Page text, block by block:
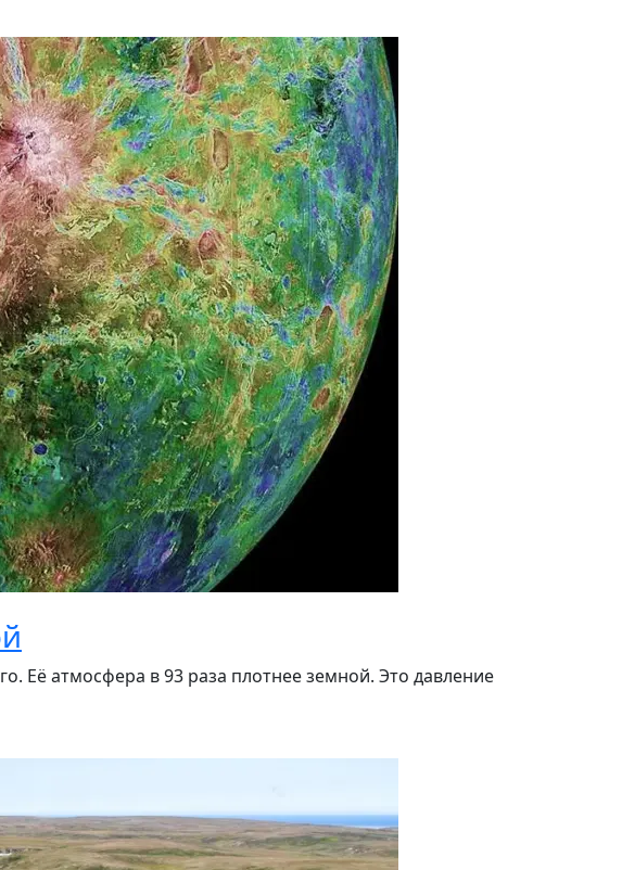
Её атмосфера в 93 раза плотнее земной. Это давление